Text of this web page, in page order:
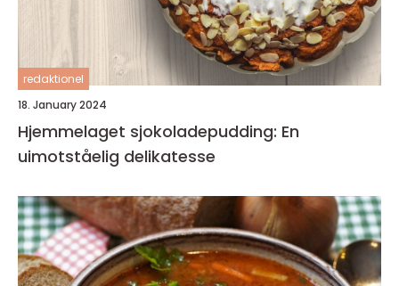
redaktionel
18. January 2024
Hjemmelaget sjokoladepudding: En
uimotståelig delikatesse